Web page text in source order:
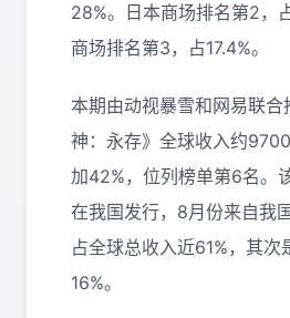
28%。日本商场排名第2，
商场排名第3，占17.4%。
本期由动视暴雪和网易联
神：永存》全球收入约
加42%，位列榜单第6名。
在我国发行，8月份来自我
占全球总收入近61%，其次
16%。